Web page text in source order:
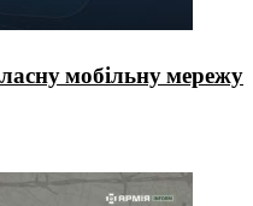
мобільну мережу